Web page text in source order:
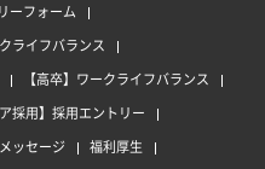
ーフォーム
ライフバランス
【高卒】ワークライフバランス
ア採用】採用エントリー
ッセージ
福利厚生